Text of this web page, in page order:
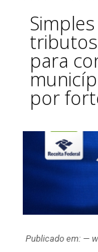
para
por
Publicado em: —